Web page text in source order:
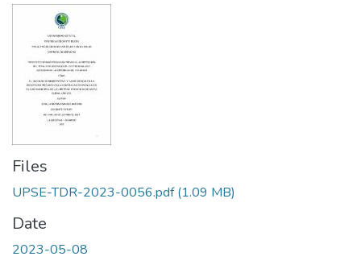
Files
UPSE-TDR-2023-0056.pdf(1.09 MB)
Date
2023-05-08